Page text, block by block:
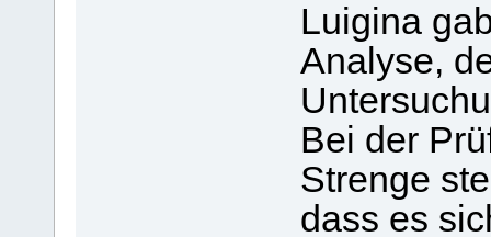
Luigina
Analyse,
Bei der
Strenge
dass es